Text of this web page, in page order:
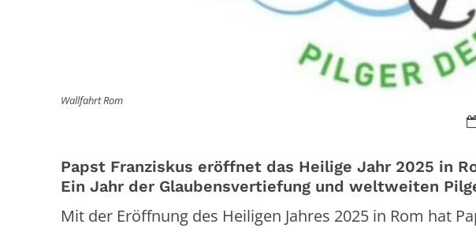
Wallfahrt Rom
Papst Franziskus eröffnet das Heilige Jahr 2025 in
Ein Jahr der Glaubensvertiefung und weltweiten
Mit der Eröffnung des Heiligen Jahres 2025 in Rom hat